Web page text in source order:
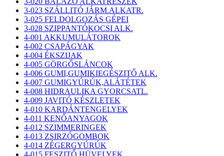
3-023 SZÁLLITÓ JÁRM.ALKATR.
3-025 FELDOLGOZÁS GÉPEI
3-028 SZIPPANTÓKOCSI ALK.
4-001 AKKUMULÁTOROK
4-002 CSAPÁGYAK
4-004 ÉKSZIJAK
4-005 GÖRGŐSLÁNCOK
4-006 GUMI,GUMIKIEGÉSZITŐ ALK.
4-007 GUMIGYÚRÚK,ALÁTÉTEK
4-008 HIDRAULIKA GYORCSATL.
4-009 JAVITÓ KÉSZLETEK
4-010 KARDÁNTENGELYEK
4-011 KENŐANYAGOK
4-012 SZIMMERINGEK
4-013 ZSIRZÓGOMBOK
4-014 ZÉGERGYÚRÚK
4-015 FESZITŐ HÜVELYEK